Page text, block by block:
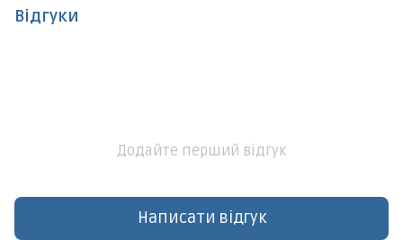
Відгуки
Додайте перший відгук
Написати відгук